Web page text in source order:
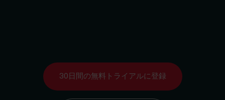
30日間の無料トライアルに登録